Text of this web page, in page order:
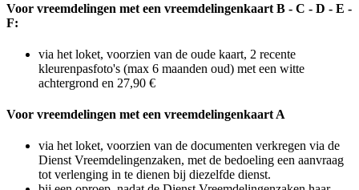
Voor vreemdelingen met een vreemdelingenkaart B - C - D - E -
F:
via het loket, voorzien van de oude kaart, 2 recente
kleurenpasfoto's (max 6 maanden oud) met een witte
achtergrond en 27,90 €
Voor vreemdelingen met een vreemdelingenkaart A
via het loket, voorzien van de documenten verkregen via de
Dienst Vreemdelingenzaken, met de bedoeling een aanvraag
tot verlenging in te dienen bij diezelfde dienst.